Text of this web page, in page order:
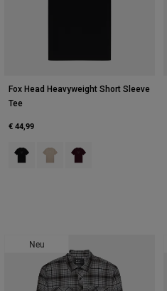
Fox Head Heavyweight Short Sleeve
Tee
€ 44,99
Product swatch type of Schwarz.
Product swatch type of
Product swatch type
Neu